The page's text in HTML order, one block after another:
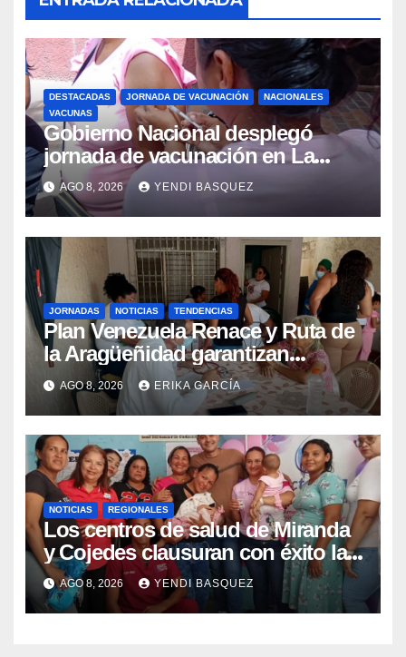
DESTACADAS JORNADA DE VACUNACIÓN
NACIONALES
VACUNAS
Gobierno Nacional desplegó
jornada de vacunación en La
Guaira para garantizar protección
epidemiológica
AGO 8, 2026 YENDI BASQUEZ
JORNADAS NOTICIAS TENDENCIAS
Plan Venezuela Renace y Ruta de
la Aragüeñidad garantizan
atención médica integral en
Aragua
AGO 8, 2026 ERIKA GARCÍA
NOTICIAS REGIONALES
Los centros de salud de Miranda
y Cojedes clausuran con éxito la
Semana Mundial de la Lactancia
Materna
AGO 8, 2026 YENDI BASQUEZ